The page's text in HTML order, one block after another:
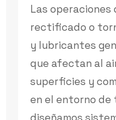
Las operaciones
rectificado o
y lubricantes
que afectan al
superficies y
en el entorno de